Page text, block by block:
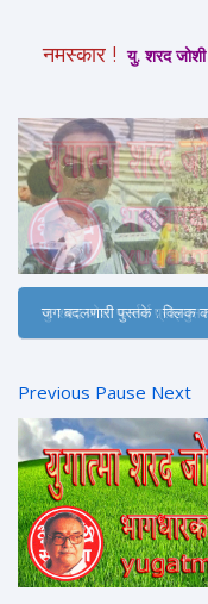
नमस्कार ! यु. शरद
जग बदलणारी पुस्तके : क्लिक
Previous Pause Next